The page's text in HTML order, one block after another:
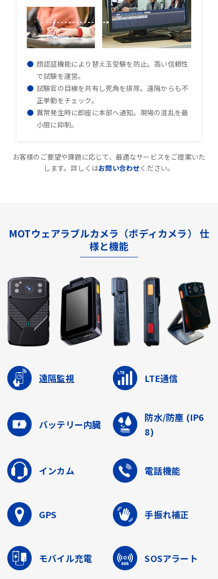
顔認証機能により替え玉受験を防止。高い信頼性
で試験を運営。
試験官の目線を共有し死角を排除。遠隔からも不
正挙動をチェック。
異常発生時に即座に本部へ通知。現場の混乱を最
小限に抑制。
お客様のご要望や課題に応じて、最適なサービスをご提案いた
します。詳しくはお問い合わせください。
MOTウェアラブルカメラ（ボディカメラ） 仕
様と機能
遠隔監視 LTE通信
バッテリー内臓
防水/防塵 (IP6
8)
インカム 電話機能
GPS 手振れ補正
モバイル充電 SOSアラート